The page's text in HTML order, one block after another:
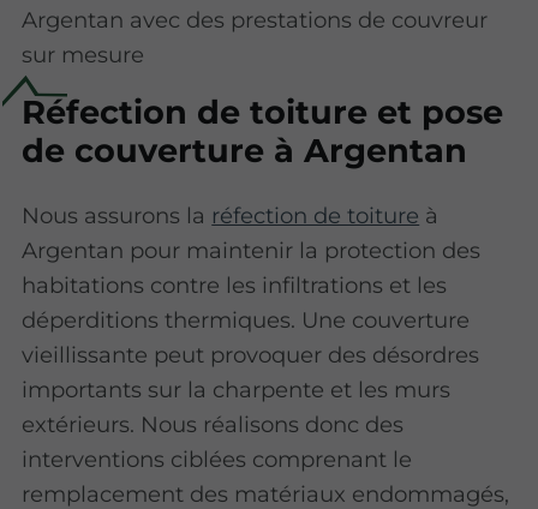
Argentan avec des prestations de couvreur
sur mesure
Réfection de toiture et pose
de couverture à Argentan
Nous assurons la réfection de toiture à
Argentan pour maintenir la protection des
habitations contre les infiltrations et les
déperditions thermiques. Une couverture
vieillissante peut provoquer des désordres
importants sur la charpente et les murs
extérieurs. Nous réalisons donc des
interventions ciblées comprenant le
remplacement des matériaux endommagés,